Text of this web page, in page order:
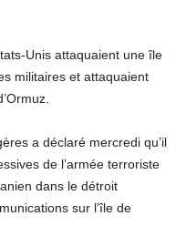
Unis attaquaient une île
militaires et attaquaient
a déclaré mercredi qu’il
de l’armée terroriste
dans le détroit
sur l’île de